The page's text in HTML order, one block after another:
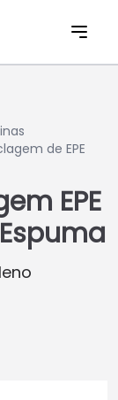
de EPE
EPE